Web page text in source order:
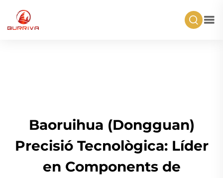
Baoruihua (Dongguan)
Precisió Tecnològica: Líder
en Components de